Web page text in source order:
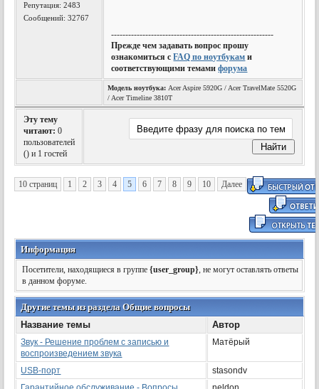
Репутация:2483
Сообщений: 32767
---------------------------------------------------------
Прежде чем задавать вопрос прошу
ознакомиться сFAQ по ноутбукам и
соответствующими темамифорума
Модель ноутбука: Acer Aspire 5920G / Acer TravelMate 5520G
/ Acer Timeline 3810T
Эту тему
читают: 0
пользователей
() и 1 гостей
10 страниц 1 2 3 4 5 6 7 8 9 10 Далее
Информация
Посетители, находящиеся в группе{user_group}, не могут оставлять ответы
в данном форуме.
Другие темы из раздела Общие вопросы
Название темы
Автор
Звук - Решение проблем с записью и
воспроизведением звука
Матёрый
USB-порт
stasondv